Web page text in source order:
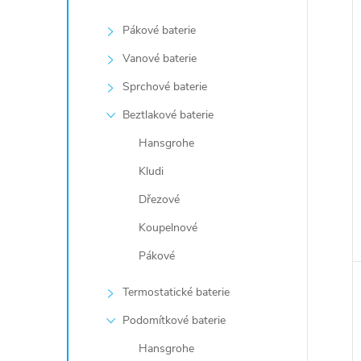
Pákové baterie
Vanové baterie
Sprchové baterie
Beztlakové baterie
Hansgrohe
Kludi
Dřezové
Koupelnové
Pákové
Termostatické baterie
Podomítkové baterie
Hansgrohe